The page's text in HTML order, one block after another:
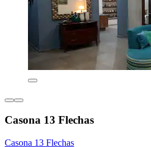
Casona 13 Flechas
Casona 13 Flechas